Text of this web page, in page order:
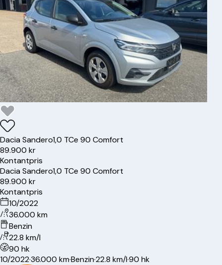
DaciaSandero1,0 TCe 90 Comfort
89.900 kr
Kontantpris
DaciaSandero1,0 TCe 90 Comfort
89.900 kr
Kontantpris
10/2022
36.000 km
Benzin
22.8 km/l
90 hk
10/2022·36.000 km·Benzin·22.8 km/l·90 hk